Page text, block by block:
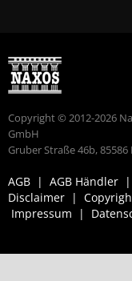
Copyright © 2012-2026
GmbH
Gruber Straße 46b, 85586
AGB | AGB Händler |
Disclaimer |
Impressum
|